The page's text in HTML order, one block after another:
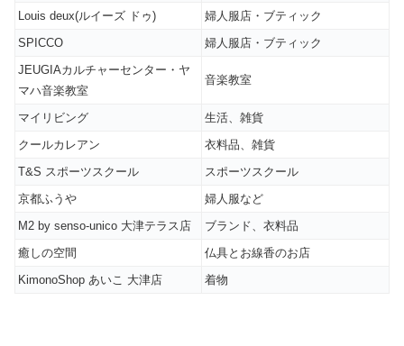
Louis deux(ルイーズ ドゥ)
婦人服店・ブティック
SPICCO
婦人服店・ブティック
JEUGIAカルチャーセンター・ヤ
マハ音楽教室
音楽教室
マイリビング
生活、雑貨
クールカレアン
衣料品、雑貨
T&S スポーツスクール
スポーツスクール
京都ふうや
婦人服など
M2 by senso-unico 大津テラス店
ブランド、衣料品
癒しの空間
仏具とお線香のお店
KimonoShop あいこ 大津店
着物